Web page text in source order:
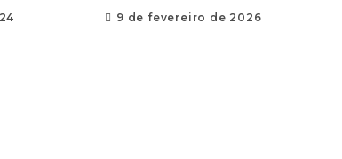
9 de fevereiro de 2026